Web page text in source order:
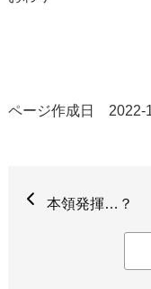
ページ作成日 2022-
本領発揮…？